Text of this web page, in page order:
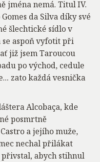
jména nemá. Titul IV.
da Silva díky své
šlechtické sídlo v
aspoň vyfotit při
již jsem Taroucou
po východ, cedule
zato každá vesnička
Alcobaça, kde
posmrtně
a jejího muže,
nechal přilákat
přivstal, abych stihnul